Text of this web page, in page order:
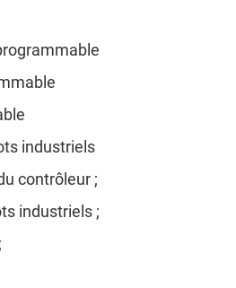
industriels
contrôleur ;
industriels ;